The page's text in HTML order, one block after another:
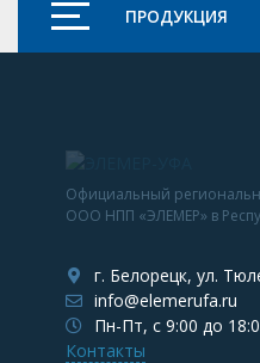
ПРОДУКЦИЯ
Официальный
ООО НПП «ЭЛЕМЕР» в
г. Белорецк, ул.
info@elemerufa.ru
Пн-Пт, с 9:00 до
Контакты